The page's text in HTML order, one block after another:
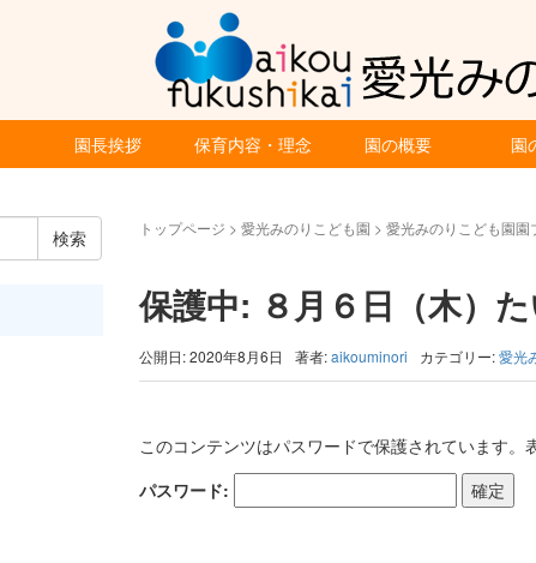
園長挨拶 保育内容・理念 園の概要 園
トップページ > 愛光みのりこども園 > 愛光みのりこども園園
保護中: ８月６日（木）
公開日: 2020年8月6日 著者:aikouminori カテゴリー:愛光
このコンテンツはパスワードで保護されています
パスワード: